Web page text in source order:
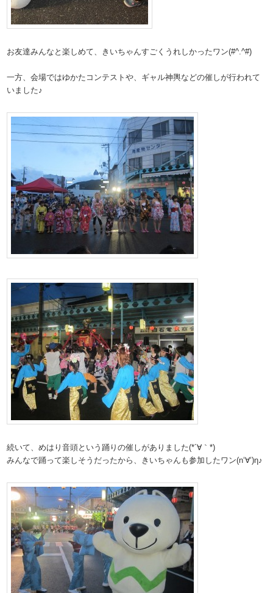
お友達みんなと楽しめて、きいちゃんすごくうれしかったワン(#^.^#)
一方、会場ではゆかたコンテストや、ギャル神輿などの催しが行われて
いました♪
続いて、めはり音頭という踊りの催しがありました(*´∀｀*)
みんなで踊って楽しそうだったから、きいちゃんも参加したワン(n‘∀‘)η♪